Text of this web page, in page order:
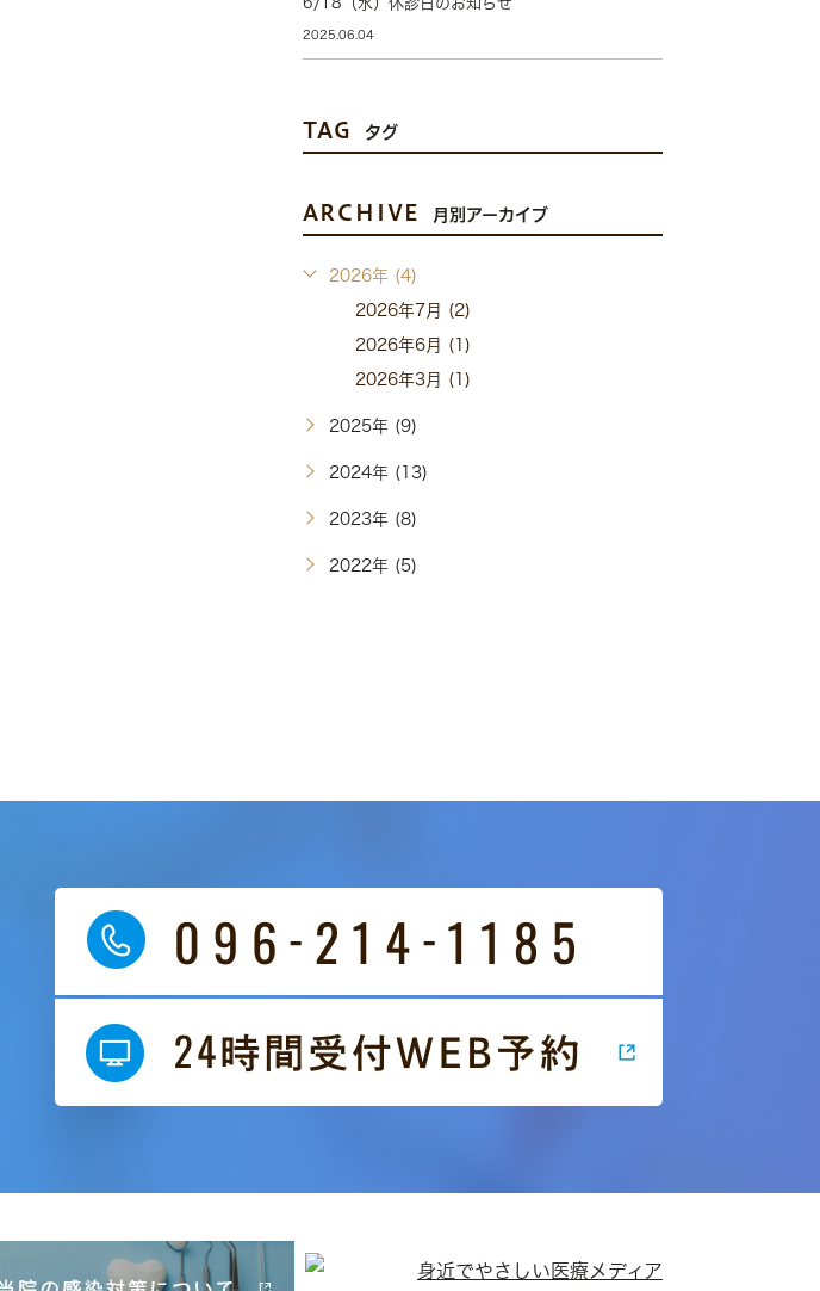
2025.06.04
TAG タグ
ARCHIVE 月別アーカイブ
2026年 (4)
2026年7月 (2)
2026年6月 (1)
2026年3月 (1)
2025年 (9)
2024年 (13)
2023年 (8)
2022年 (5)